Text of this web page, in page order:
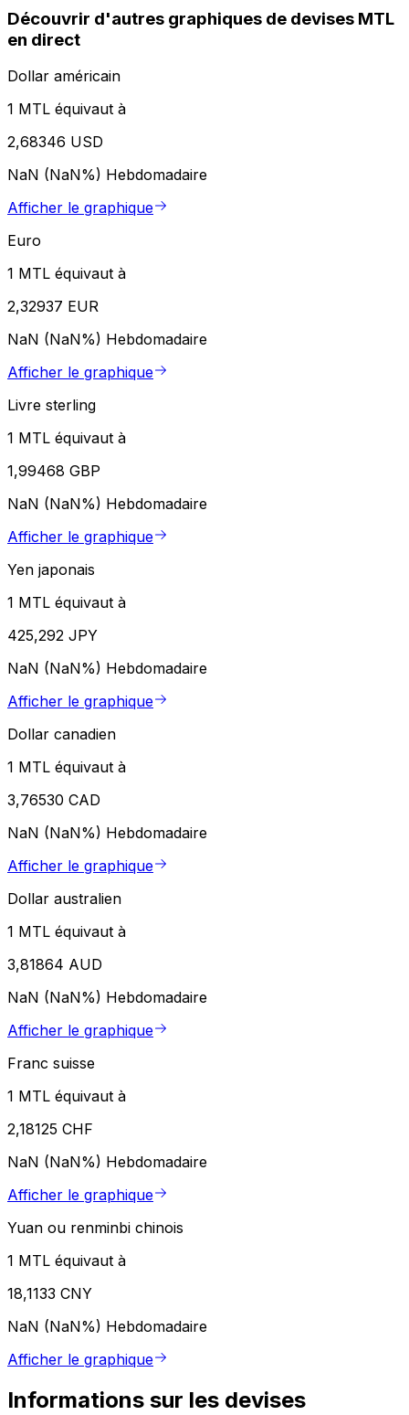
Découvrir d'autres graphiques de devises MTL
en direct
Dollar américain
1 MTL équivaut à
2,68346 USD
NaN (NaN%) Hebdomadaire
Afficher le graphique
Euro
1 MTL équivaut à
2,32937 EUR
NaN (NaN%) Hebdomadaire
Afficher le graphique
Livre sterling
1 MTL équivaut à
1,99468 GBP
NaN (NaN%) Hebdomadaire
Afficher le graphique
Yen japonais
1 MTL équivaut à
425,292 JPY
NaN (NaN%) Hebdomadaire
Afficher le graphique
Dollar canadien
1 MTL équivaut à
3,76530 CAD
NaN (NaN%) Hebdomadaire
Afficher le graphique
Dollar australien
1 MTL équivaut à
3,81864 AUD
NaN (NaN%) Hebdomadaire
Afficher le graphique
Franc suisse
1 MTL équivaut à
2,18125 CHF
NaN (NaN%) Hebdomadaire
Afficher le graphique
Yuan ou renminbi chinois
1 MTL équivaut à
18,1133 CNY
NaN (NaN%) Hebdomadaire
Afficher le graphique
Informations sur les devises